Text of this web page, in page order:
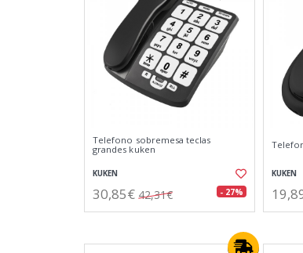
Telefono sobremesa teclas
grandes kuken
KUKEN
30,85€ 42,31€ - 27%
KUKEN